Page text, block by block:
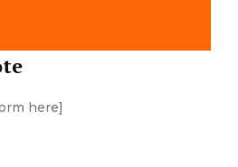
here]